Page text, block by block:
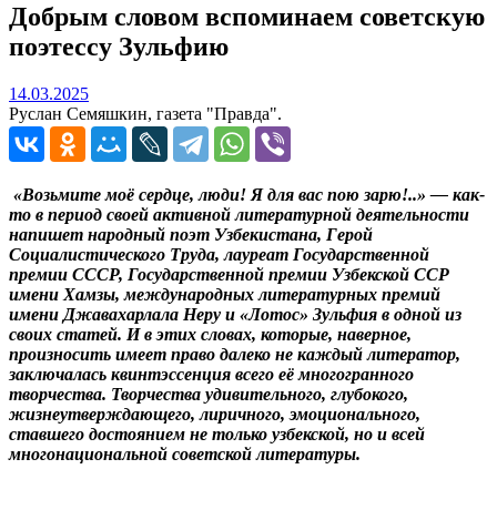
Добрым словом вспоминаем советскую
поэтессу Зульфию
14.03.202514.03.2025
Руслан Семяшкин, газета "Правда".
«Возьмите моё сердце, люди! Я для вас пою зарю!..» — как-
то в период своей активной литературной деятельности
напишет народный поэт Узбекистана, Герой
Социалистического Труда, лауреат Государственной
премии СССР, Государственной премии Узбекской ССР
имени Хамзы, международных литературных премий
имени Джавахарлала Неру и «Лотос» Зульфия в одной из
своих статей. И в этих словах, которые, наверное,
произносить имеет право далеко не каждый литератор,
заключалась квинтэссенция всего её многогранного
творчества. Творчества удивительного, глубокого,
жизнеутверждающего, лиричного, эмоционального,
ставшего достоянием не только узбекской, но и всей
многонациональной советской литературы.